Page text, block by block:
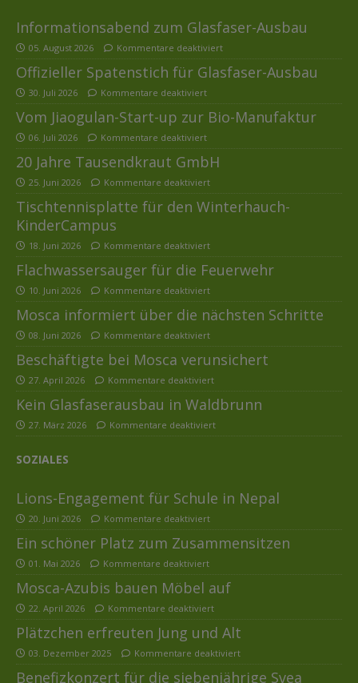
Informationsabend zum Glasfaser-Ausbau
05. August 2026 Kommentare deaktiviert
Offizieller Spatenstich für Glasfaser-Ausbau
30. Juli 2026 Kommentare deaktiviert
Vom Jiaogulan-Start-up zur Bio-Manufaktur
06. Juli 2026 Kommentare deaktiviert
20 Jahre Tausendkraut GmbH
25. Juni 2026 Kommentare deaktiviert
Tischtennisplatte für den Winterhauch-
KinderCampus
18. Juni 2026 Kommentare deaktiviert
Flachwassersauger für die Feuerwehr
10. Juni 2026 Kommentare deaktiviert
Mosca informiert über die nächsten Schritte
08. Juni 2026 Kommentare deaktiviert
Beschäftigte bei Mosca verunsichert
27. April 2026 Kommentare deaktiviert
Kein Glasfaserausbau in Waldbrunn
27. März 2026 Kommentare deaktiviert
SOZIALES
Lions-Engagement für Schule in Nepal
20. Juni 2026 Kommentare deaktiviert
Ein schöner Platz zum Zusammensitzen
01. Mai 2026 Kommentare deaktiviert
Mosca-Azubis bauen Möbel auf
22. April 2026 Kommentare deaktiviert
Plätzchen erfreuten Jung und Alt
03. Dezember 2025 Kommentare deaktiviert
Benefizkonzert für die siebenjährige Svea